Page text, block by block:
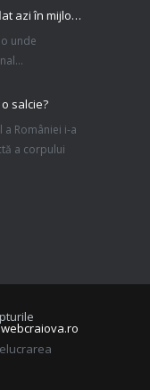
Terapeuții de la Prokinetic s-au aflat azi în mijlocul lotului feminin de spadă al României
unde
salcie?
României i-a
a corpului